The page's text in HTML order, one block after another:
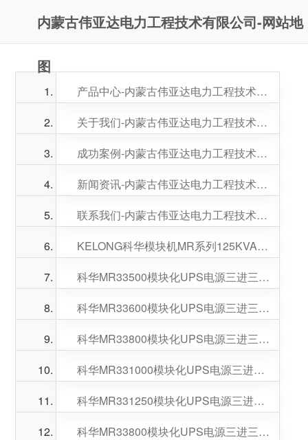
内蒙古伟亚达电力工程技术有限公司-网站地
图
产品中心-内蒙古伟亚达电力工程技术有限公司
关于我们-内蒙古伟亚达电力工程技术有限公司
成功案例-内蒙古伟亚达电力工程技术有限公司
新闻资讯-内蒙古伟亚达电力工程技术有限公司
联系我们-内蒙古伟亚达电力工程技术有限公司
KELONG科华模块机MR系列125KVA功率模块数量可选
科华MR33500模块化UPS电源三进三出125-500KVA可选
科华MR33600模块化UPS电源三进三出125-600KVA可选
科华MR33800模块化UPS电源三进三出125-800KVA可选
科华MR331000模块化UPS电源三进三出125-1000KVA可选
科华MR331250模块化UPS电源三进三出125-1250KVA可选
科华MR33800模块化UPS电源三进三出100-800KVA可选